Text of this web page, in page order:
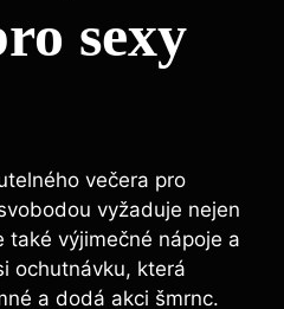
sexy
večera pro
vyžaduje nejen
také výjimečné nápoje a
ochutnávku, která
a dodá akci šmrnc.